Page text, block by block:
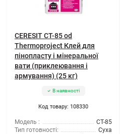
CERESIT CT-85 od
Thermoproject Клей для
пінопласту і мінеральної
вати (приклеювання і
армування) (25 кг)
В наявності
Код товару: 108330
Модель :
CT-85
Тип готовності:
Суха